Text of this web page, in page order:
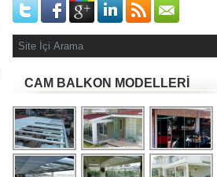
CAM BALKON MODELLERİ